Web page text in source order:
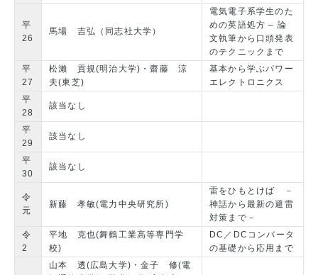
平
26
馬場 吉弘（同志社大学）
電気電子系学生のた
めの英語処方 – 論
文執筆から口頭発表
のテクニックまで
平
27
松瀨 貢規(明治大学)・齋藤 涼
夫(東芝)
基本から学ぶパワー
エレクトロニクス
平
28
該当なし
平
29
該当なし
平
30
該当なし
令
元
新藤 孝敏(電力中央研究所)
雷をひもとけば －
神話から最新の避雷
対策まで－
令
2
平地 克也(舞鶴工業高等専門学
校)
DC／DCコンバータ
の基礎から応用まで
山本 透(広島大学)・金子 修(電